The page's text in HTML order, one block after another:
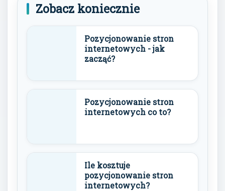
Zobacz koniecznie
Pozycjonowanie stron
internetowych - jak
zacząć?
Pozycjonowanie stron
internetowych co to?
Ile kosztuje
pozycjonowanie stron
internetowych?